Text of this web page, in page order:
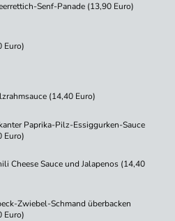
Senf-Panade (13,90 Euro)
Euro)
(14,40 Euro)
Paprika-Pilz-Essiggurken-Sauce
Euro)
Cheese Sauce und Jalapenos (14,40
Zwiebel-Schmand überbacken
Euro)